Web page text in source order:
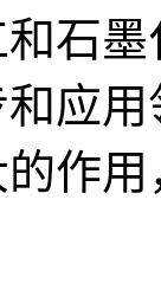
石
应
作